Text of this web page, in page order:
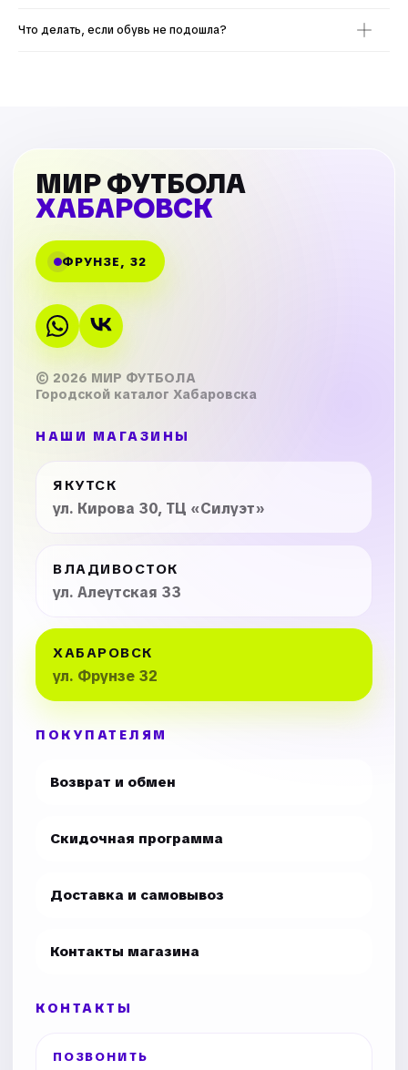
Что делать, если обувь не подошла?
МИР ФУТБОЛА
ХАБАРОВСК
ФРУНЗЕ, 32
© 2026 МИР ФУТБОЛА
Городской каталог Хабаровска
НАШИ МАГАЗИНЫ
ЯКУТСК
ул. Кирова 30, ТЦ «Силуэт»
ВЛАДИВОСТОК
ул. Алеутская 33
ХАБАРОВСК
ул. Фрунзе 32
ПОКУПАТЕЛЯМ
Возврат и обмен
Скидочная программа
Доставка и самовывоз
Контакты магазина
КОНТАКТЫ
ПОЗВОНИТЬ